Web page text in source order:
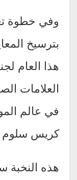
وفي خطوة
بترسيخ
هذا العام
العلامات
في عالم
كريس سلوم
هذه النخبة